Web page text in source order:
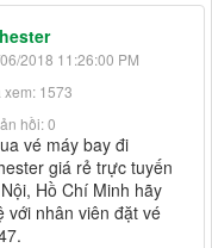
2018 11:26:00 PM
1573
hồi: 0
vé máy bay đi
giá rẻ trực tuyến
Hồ Chí Minh hãy
với nhân viên đặt vé